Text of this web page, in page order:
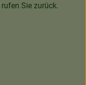
Sie zurück.